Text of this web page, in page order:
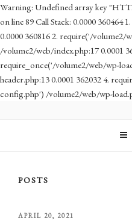
Warning: Undefined array key
on line 89 Call Stack: 0.0000
0.0000 360816 2. require('/volume2/
/volume2/web/index.php:17 0.0001
require_once('/volume2/web/wp-
header.php:13 0.0001 362032 4.
config.php') /volume2/web/wp-
POSTS
POSTED
APRIL 20, 2021